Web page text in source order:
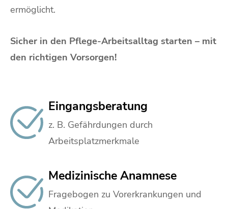
ermöglicht.
Sicher in den Pflege-Arbeitsalltag starten – mit
den richtigen Vorsorgen!
Eingangsberatung
z. B. Gefährdungen durch
Arbeitsplatzmerkmale
Medizinische Anamnese
Fragebogen zu Vorerkrankungen und